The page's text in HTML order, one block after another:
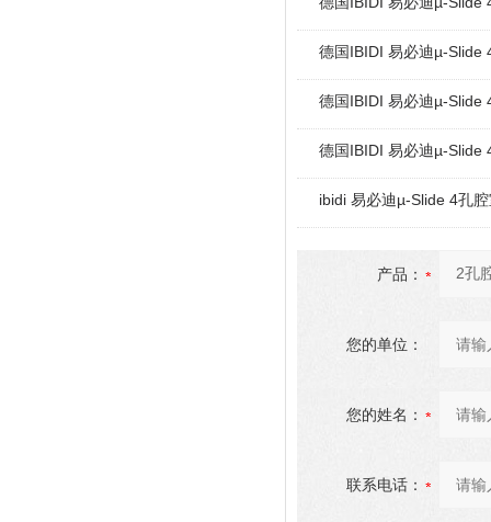
德国IBIDI 易必迪µ-Slide
德国IBIDI 易必迪µ-Slide
德国IBIDI 易必迪µ-Slide
ibidi 易必迪µ-Slide 4孔
产品：
您的单位：
您的姓名：
联系电话：